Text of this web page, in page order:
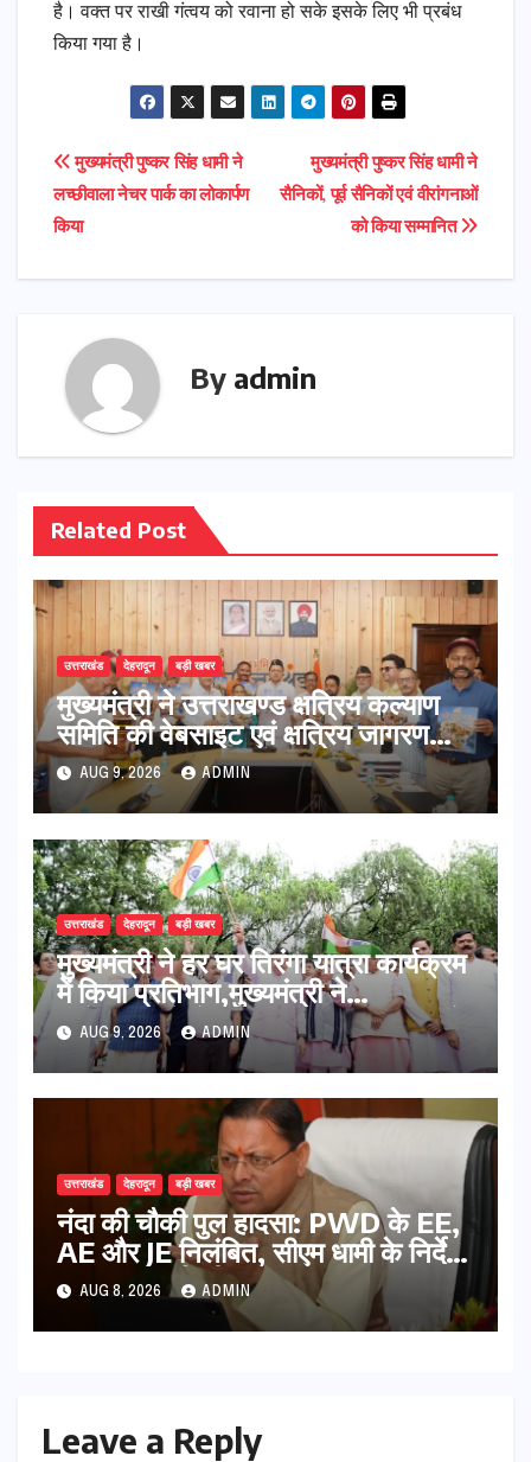
है। वक्त पर राखी गंत्वय को रवाना हो सके इसके लिए भी प्रबंध
किया गया है।
Post
navigation
मुख्यमंत्री पुष्कर सिंह धामी ने
सैनिकों, पूर्व सैनिकों एवं वीरांगनाओं
को किया सम्मानित
मुख्यमंत्री पुष्कर सिंह धामी ने
लच्छीवाला नेचर पार्क का लोकार्पण
किया
By admin
Related Post
उत्तराखंड देहरादून बड़ी खबर
मुख्यमंत्री ने उत्तराखण्ड क्षत्रिय कल्याण
समिति की वेबसाइट एवं क्षत्रिय जागरण
स्मारिका का किया विमोचन
AUG 9, 2026 ADMIN
उत्तराखंड देहरादून बड़ी खबर
मुख्यमंत्री ने हर घर तिरंगा यात्रा कार्यक्रम
में किया प्रतिभाग,मुख्यमंत्री ने
प्रदेशवासियों से स्वतंत्रता दिवस पर अपने
घरों में तिरंगा फहराने का किया आवाह्न
AUG 9, 2026 ADMIN
उत्तराखंड देहरादून बड़ी खबर
नंदा की चौकी पुल हादसा: PWD के EE,
AE और JE निलंबित, सीएम धामी के निर्देश
पर सख्त कार्रवाई
AUG 8, 2026 ADMIN
Leave a Reply